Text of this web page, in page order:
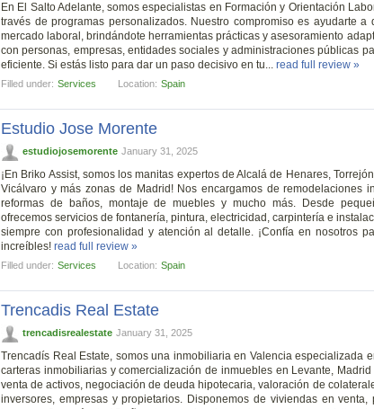
En El Salto Adelante, somos especialistas en Formación y Orientación
través de programas personalizados. Nuestro compromiso es ayudarte
mercado laboral, brindándote herramientas prácticas y asesoramiento
con personas, empresas, entidades sociales y administraciones públicas
eficiente. Si estás listo para dar un paso decisivo en tu... read full review »
Filled under: Services Location: Spain
Estudio Jose Morente
estudiojosemorente January 31, 2025
¡En Briko Assist, somos los manitas expertos de Alcalá de Henares,
Vicálvaro y más zonas de Madrid! Nos encargamos de remodelaciones
reformas de baños, montaje de muebles y mucho más. Desde
ofrecemos servicios de fontanería, pintura, electricidad, carpintería e
siempre con profesionalidad y atención al detalle. ¡Confía en nosotros
increíbles! read full review »
Filled under: Services Location: Spain
Trencadis Real Estate
trencadisrealestate January 31, 2025
Trencadís Real Estate, somos una inmobiliaria en Valencia especializada
carteras inmobiliarias y comercialización de inmuebles en Levante,
venta de activos, negociación de deuda hipotecaria, valoración de
inversores, empresas y propietarios. Disponemos de viviendas en